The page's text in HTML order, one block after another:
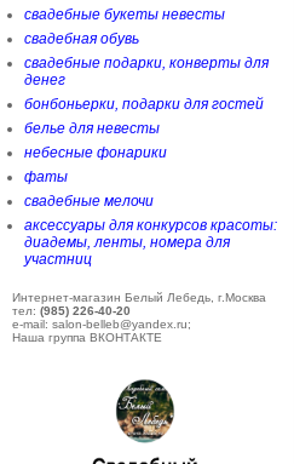
свадебные букеты невесты
свадебная обувь
свадебные подарки, конверты для
денег
бонбоньерки, подарки для гостей
белье для невесты
небесные фонарики
фаты
свадебные мелочи
аксессуары для конкурсов красоты:
диадемы, ленты, номера для
участниц
Интернет-магазин Белый Лебедь, г.Москва
тел: (985) 226-40-20
e-mail: salon-belleb@yandex.ru;
Наша группа ВКОНТАКТЕ